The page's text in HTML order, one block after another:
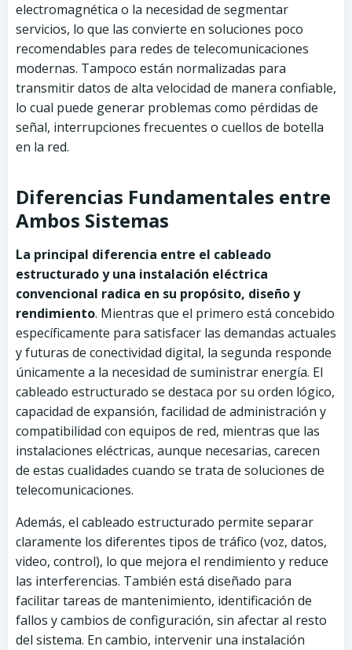
electromagnética o la necesidad de segmentar
servicios, lo que las convierte en soluciones poco
recomendables para redes de telecomunicaciones
modernas. Tampoco están normalizadas para
transmitir datos de alta velocidad de manera confiable,
lo cual puede generar problemas como pérdidas de
señal, interrupciones frecuentes o cuellos de botella
en la red.
Diferencias Fundamentales entre
Ambos Sistemas
La principal diferencia entre el cableado
estructurado y una instalación eléctrica
convencional radica en su propósito, diseño y
rendimiento. Mientras que el primero está concebido
específicamente para satisfacer las demandas actuales
y futuras de conectividad digital, la segunda responde
únicamente a la necesidad de suministrar energía. El
cableado estructurado se destaca por su orden lógico,
capacidad de expansión, facilidad de administración y
compatibilidad con equipos de red, mientras que las
instalaciones eléctricas, aunque necesarias, carecen
de estas cualidades cuando se trata de soluciones de
telecomunicaciones.
Además, el cableado estructurado permite separar
claramente los diferentes tipos de tráfico (voz, datos,
video, control), lo que mejora el rendimiento y reduce
las interferencias. También está diseñado para
facilitar tareas de mantenimiento, identificación de
fallos y cambios de configuración, sin afectar al resto
del sistema. En cambio, intervenir una instalación